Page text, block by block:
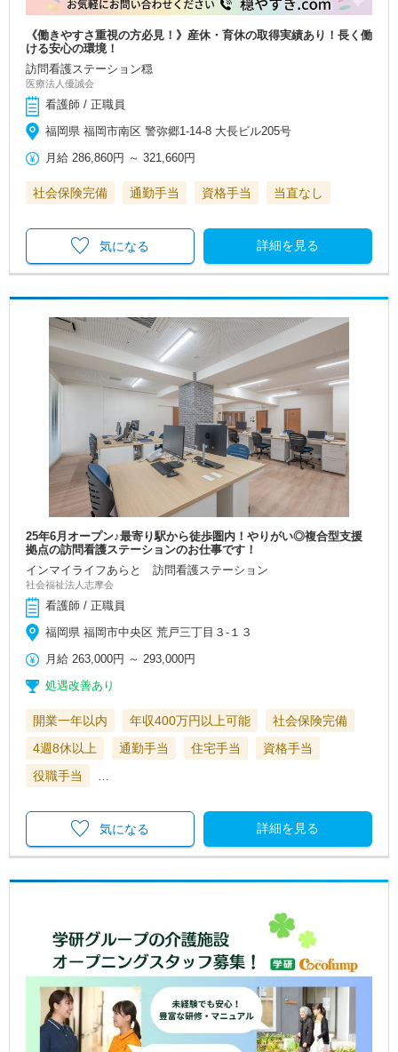
《働きやすさ重視の方必見！》産休・育休の取得実績あり！長く働
ける安心の環境！
訪問看護ステーション穏
医療法人優誠会
看護師 / 正職員
福岡県 福岡市南区 警弥郷1-14-8 大長ビル205号
月給 286,860円 ～321,660円
社会保険完備 通勤手当 資格手当 当直なし
詳細を見る
気になる
25年6月オープン♪最寄り駅から徒歩圏内！やりがい◎複合型支援
拠点の訪問看護ステーションのお仕事です！
インマイライフあらと 訪問看護ステーション
社会福祉法人志摩会
看護師 / 正職員
福岡県 福岡市中央区 荒戸三丁目３-１３
月給 263,000円 ～ 293,000円
処遇改善あり
開業一年以内 年収400万円以上可能
社会保険完備
4週8休以上
通勤手当 住宅手当
資格手当
役職手当
詳細を見る
気になる